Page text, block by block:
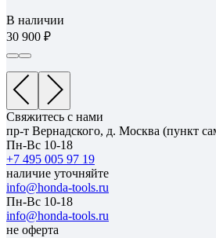
В наличии
30 900
Свяжитесь с нами
пр-т Вернадского, д. Москва (пункт
Пн-Вс 10-18
+7 495 005 97 19
наличие уточняйте
info@honda-tools.ru
Пн-Вс 10-18
info@honda-tools.ru
не оферта